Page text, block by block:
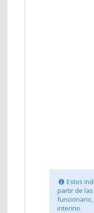
Estos
partir de las
interino.